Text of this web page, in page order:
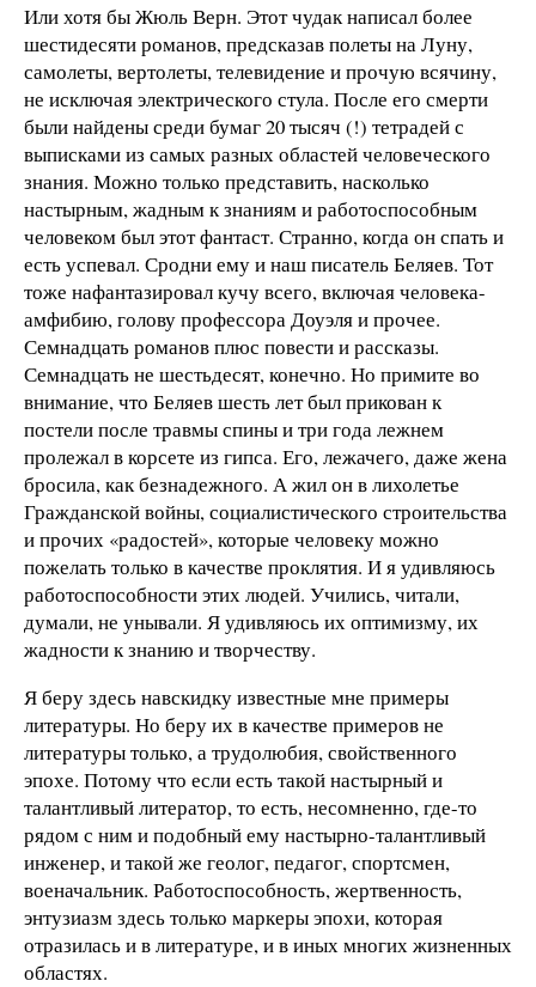
Или хотя бы Жюль Верн. Этот чудак написал более
шестидесяти романов, предсказав полеты на Луну,
самолеты, вертолеты, телевидение и прочую всячину,
не исключая электрического стула. После его смерти
были найдены среди бумаг 20 тысяч (!) тетрадей с
выписками из самых разных областей человеческого
знания. Можно только представить, насколько
настырным, жадным к знаниям и работоспособным
человеком был этот фантаст. Странно, когда он спать и
есть успевал. Сродни ему и наш писатель Беляев. Тот
тоже нафантазировал кучу всего, включая человека-
амфибию, голову профессора Доуэля и прочее.
Семнадцать романов плюс повести и рассказы.
Семнадцать не шестьдесят, конечно. Но примите во
внимание, что Беляев шесть лет был прикован к
постели после травмы спины и три года лежнем
пролежал в корсете из гипса. Его, лежачего, даже жена
бросила, как безнадежного. А жил он в лихолетье
Гражданской войны, социалистического строительства
и прочих «радостей», которые человеку можно
пожелать только в качестве проклятия. И я удивляюсь
работоспособности этих людей. Учились, читали,
думали, не унывали. Я удивляюсь их оптимизму, их
жадности к знанию и творчеству.
Я беру здесь навскидку известные мне примеры
литературы. Но беру их в качестве примеров не
литературы только, а трудолюбия, свойственного
эпохе. Потому что если есть такой настырный и
талантливый литератор, то есть, несомненно, где-то
рядом с ним и подобный ему настырно-талантливый
инженер, и такой же геолог, педагог, спортсмен,
военачальник. Работоспособность, жертвенность,
энтузиазм здесь только маркеры эпохи, которая
отразилась и в литературе, и в иных многих жизненных
областях.